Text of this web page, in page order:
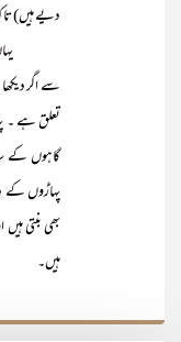
دیے ہیں) تا
سے اگر
تعلق ہے ۔
گاہوں کے
پہاڑوں کے
بھی بنتی
ہیں۔